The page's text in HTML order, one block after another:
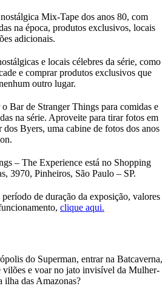
Mix-Tape dos anos 80, com
na época, produtos exclusivos, locais
adicionais.
e locais célebres da série, como
e comprar produtos exclusivos que
outro lugar.
Bar de Stranger Things para comidas e
na série. Aproveite para tirar fotos em
dos Byers, uma cabine de fotos dos anos
– The Experience está no Shopping
3970, Pinheiros, São Paulo – SP.
de duração da exposição, valores
clique aqui.
do Superman, entrar na Batcaverna,
vilões e voar no jato invisível da Mulher-
ilha das Amazonas?